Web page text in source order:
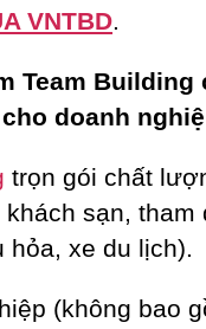
VNTBD
Team Building
doanh
trọn gói chất
khách sạn, tham
xe du lịch).
(không bao